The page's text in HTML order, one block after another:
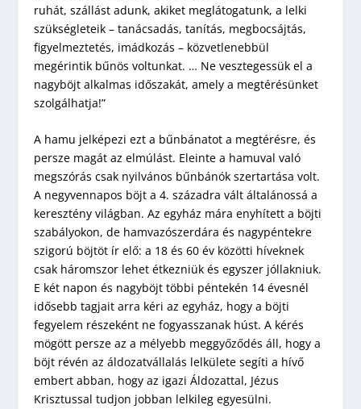
ruhát, szállást adunk, akiket meglátogatunk, a lelki
szükségleteik – tanácsadás, tanítás, megbocsájtás,
figyelmeztetés, imádkozás – közvetlenebbül
megérintik bűnös voltunkat. … Ne vesztegessük el a
nagyböjt alkalmas időszakát, amely a megtérésünket
szolgálhatja!”
A hamu jelképezi ezt a bűnbánatot a megtérésre, és
persze magát az elmúlást. Eleinte a hamuval való
megszórás csak nyilvános bűnbánók szertartása volt.
A negyvennapos böjt a 4. századra vált általánossá a
keresztény világban. Az egyház mára enyhített a böjti
szabályokon, de hamvazószerdára és nagypéntekre
szigorú böjtöt ír elő: a 18 és 60 év közötti híveknek
csak háromszor lehet étkezniük és egyszer jóllakniuk.
E két napon és nagyböjt többi péntekén 14 évesnél
idősebb tagjait arra kéri az egyház, hogy a böjti
fegyelem részeként ne fogyasszanak húst. A kérés
mögött persze az a mélyebb meggyőződés áll, hogy a
böjt révén az áldozatvállalás lelkülete segíti a hívő
embert abban, hogy az igazi Áldozattal, Jézus
Krisztussal tudjon jobban lelkileg egyesülni.